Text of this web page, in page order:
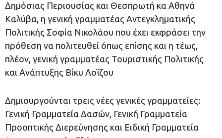
Δημόσιας Περιουσίας και Θεσπρωτή κα Αθηνά
Καλύβα, η γενική γραμματέας Αντεγκληματικής
Πολιτικής Σοφία Νικολάου που έχει εκφράσει την
πρόθεση να πολιτευθεί όπως επίσης και η τέως,
πλέον, γενική γραμματέας Τουριστικής Πολιτικής
και Ανάπτυξης Βίκυ Λοΐζου
Δημιουργούνται τρεις νέες γενικές γραμματείες:
Γενική Γραμματεία Δασών, Γενική Γραμματεία
Προοπτικής Διερεύνησης και Ειδική Γραμματεία